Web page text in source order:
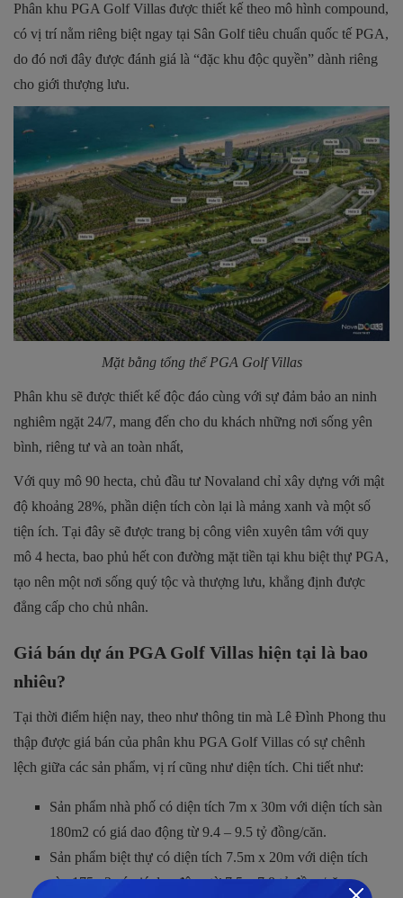
Phân khu PGA Golf Villas được thiết kế theo mô hình compound,
có vị trí nằm riêng biệt ngay tại Sân Golf tiêu chuẩn quốc tế PGA,
do đó nơi đây được đánh giá là “đặc khu độc quyền” dành riêng
cho giới thượng lưu.
Mặt bằng tổng thể PGA Golf Villas
Phân khu sẽ được thiết kế độc đáo cùng với sự đảm bảo an ninh
nghiêm ngặt 24/7, mang đến cho du khách những nơi sống yên
bình, riêng tư và an toàn nhất,
Với quy mô 90 hecta, chủ đầu tư Novaland chỉ xây dựng với mật
độ khoảng 28%, phần diện tích còn lại là mảng xanh và một số
tiện ích. Tại đây sẽ được trang bị công viên xuyên tâm với quy
mô 4 hecta, bao phủ hết con đường mặt tiền tại khu biệt thự PGA,
tạo nên một nơi sống quý tộc và thượng lưu, khẳng định được
đẳng cấp cho chủ nhân.
Giá bán dự án PGA Golf Villas hiện tại là bao
nhiêu?
Tại thời điểm hiện nay, theo như thông tin mà Lê Đình Phong thu
thập được giá bán của phân khu PGA Golf Villas có sự chênh
lệch giữa các sản phẩm, vị rí cũng như diện tích. Chi tiết như:
Sản phẩm nhà phố có diện tích 7m x 30m với diện tích sàn
180m2 có giá dao động từ 9.4 – 9.5 tỷ đồng/căn.
Sản phẩm biệt thự có diện tích 7.5m x 20m với diện tích
sàn 175m2 có giá dao động từ 7.5 – 7.8 tỷ đồng/căn.